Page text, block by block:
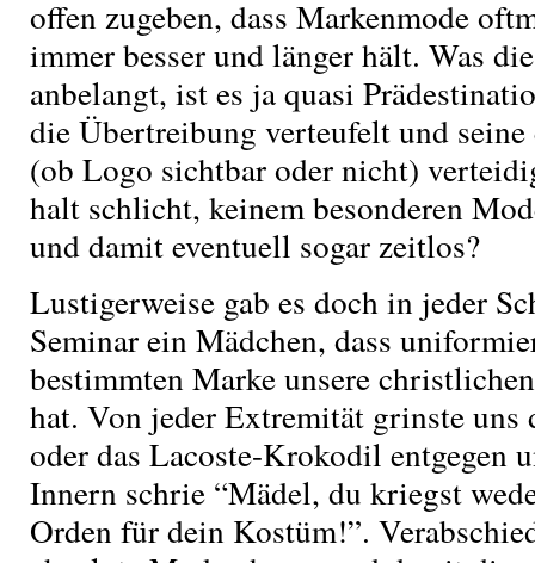
offen zugeben, dass Markenmode
immer besser und länger hält. Was
anbelangt, ist es ja quasi
die Übertreibung verteufelt und seine
(ob Logo sichtbar oder nicht)
halt schlicht, keinem besonderen
und damit eventuell sogar zeitlos?
Lustigerweise gab es doch in jeder
Seminar ein Mädchen, dass
bestimmten Marke unsere
hat. Von jeder Extremität grinste
oder das Lacoste-Krokodil entgegen
Innern schrie “Mädel, du kriegst
Orden für dein Kostüm!”.